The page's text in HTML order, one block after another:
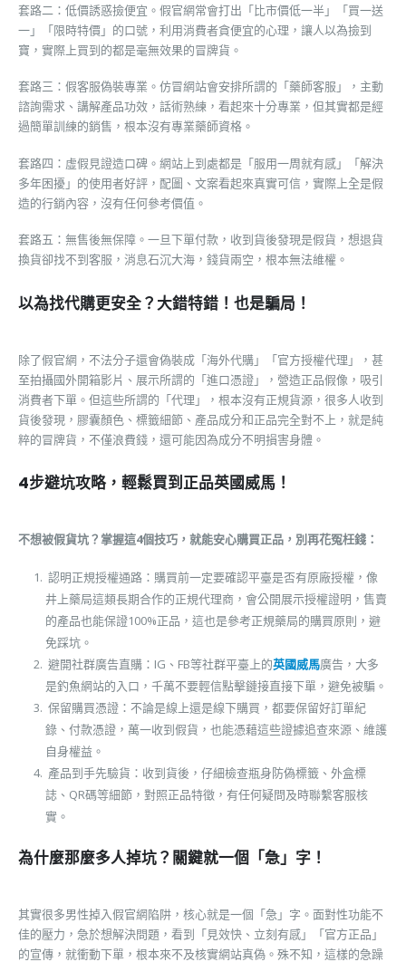
套路二：低價誘惑撿便宜。假官網常會打出「比市價低一半」「買一送
一」「限時特價」的口號，利用消費者貪便宜的心理，讓人以為撿到
寶，實際上買到的都是毫無效果的冒牌貨。
套路三：假客服偽裝專業。仿冒網站會安排所謂的「藥師客服」，主動
諮詢需求、講解產品功效，話術熟練，看起來十分專業，但其實都是經
過簡單訓練的銷售，根本沒有專業藥師資格。
套路四：虛假見證造口碑。網站上到處都是「服用一周就有感」「解決
多年困擾」的使用者好評，配圖、文案看起來真實可信，實際上全是假
造的行銷內容，沒有任何參考價值。
套路五：無售後無保障。一旦下單付款，收到貨後發現是假貨，想退貨
換貨卻找不到客服，消息石沉大海，錢貨兩空，根本無法維權。
以為找代購更安全？大錯特錯！也是騙局！
除了假官網，不法分子還會偽裝成「海外代購」「官方授權代理」，甚
至拍攝國外開箱影片、展示所謂的「進口憑證」，營造正品假像，吸引
消費者下單。但這些所謂的「代理」，根本沒有正規貨源，很多人收到
貨後發現，膠囊顏色、標籤細節、產品成分和正品完全對不上，就是純
粹的冒牌貨，不僅浪費錢，還可能因為成分不明損害身體。
4步避坑攻略，輕鬆買到正品英國威馬！
不想被假貨坑？掌握這4個技巧，就能安心購買正品，別再花冤枉錢：
認明正規授權通路：購買前一定要確認平臺是否有原廠授權，像
井上藥局這類長期合作的正規代理商，會公開展示授權證明，售賣
的產品也能保證100%正品，這也是參考正規藥局的購買原則，避
免踩坑。
避開社群廣告直購：IG、FB等社群平臺上的英國威馬廣告，大多
是釣魚網站的入口，千萬不要輕信點擊鏈接直接下單，避免被騙。
保留購買憑證：不論是線上還是線下購買，都要保留好訂單紀
錄、付款憑證，萬一收到假貨，也能憑藉這些證據追查來源、維護
自身權益。
產品到手先驗貨：收到貨後，仔細檢查瓶身防偽標籤、外盒標
誌、QR碼等細節，對照正品特徵，有任何疑問及時聯繫客服核
實。
為什麼那麼多人掉坑？關鍵就一個「急」字！
其實很多男性掉入假官網陷阱，核心就是一個「急」字。面對性功能不
佳的壓力，急於想解決問題，看到「見效快、立刻有感」「官方正品」
的宣傳，就衝動下單，根本來不及核實網站真偽。殊不知，這樣的急躁